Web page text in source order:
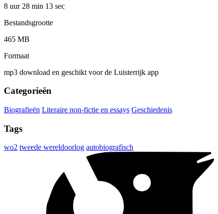
8 uur 28 min 13 sec
Bestandsgrootte
465 MB
Formaat
mp3 download en geschikt voor de Luisterrijk app
Categorieën
Biografieën Literaire non-fictie en essays Geschiedenis
Tags
wo2 tweede wereldoorlog autobiografisch